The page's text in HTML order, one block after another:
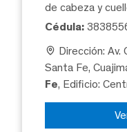
de cabeza y
Cédula:
Dirección: Av.
Santa Fe,
Fe, Edificio: